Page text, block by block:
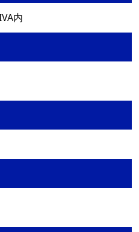
内